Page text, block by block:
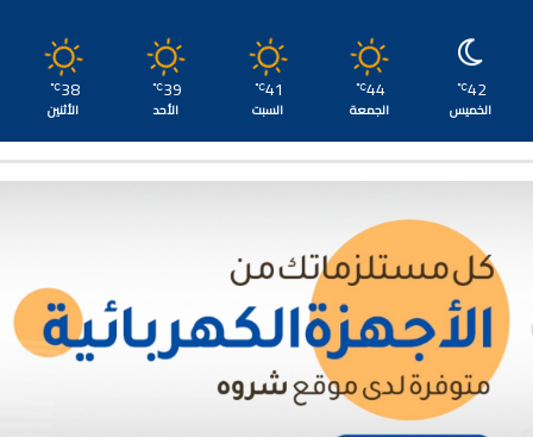
42
℃
الخميس
44
℃
الجمعة
41
℃
السبت
39
℃
الأحد
38
℃
الأثنين